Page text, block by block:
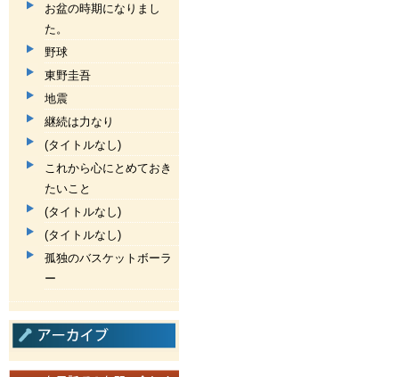
お盆の時期になりまし
た。
野球
東野圭吾
地震
継続は力なり
(タイトルなし)
これから心にとめておき
たいこと
(タイトルなし)
(タイトルなし)
孤独のバスケットボーラ
ー